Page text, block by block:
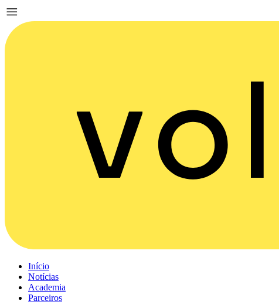
Início
Notícias
Academia
Parceiros